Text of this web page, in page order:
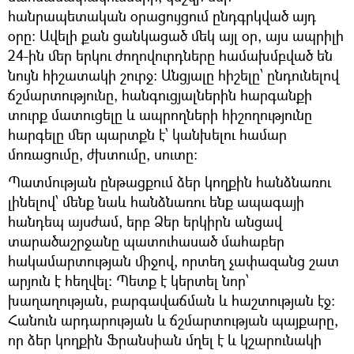
հանրապետական օրացույցում ընդգրկված այդ
օրը։ Ավելի քան ցանկացած մեկ այլ օր, այս ապրիլի
24-ին մեր երկու ժողովուրդները համախմբված են
նույն հիշատակի շուրջ։ Անցյալը հիշելը՝ ընդունելով
ճշմարտությունը, հանգուցյալներին հարգանքի
տուրք մատուցելը և ապրողների հիշողությունը
հարգելը մեր պարտքն է՝ կանխելու համար
մոռացումը, ժխտումը, սուտը։
Պատմության ընթացքում ձեր կողքին հանձնառու
լինելով՝ մենք նաև հանձնառու ենք ապագայի
հանդեպ այսժամ, երբ Ձեր երկիրն անցավ
տարածաշրջանը պատուհասած մահաբեր
հակամարտության միջով, որտեղ չափազանց շատ
արյուն է հեղվել։ Պետք է կերտել նոր՝
խաղաղության, բարգավաճման և հաշտության էջ։
Հանուն արդարության և ճշմարտության պայքարը,
որ ձեր կողքին Ֆրանսիան մղել է և կշարունակի